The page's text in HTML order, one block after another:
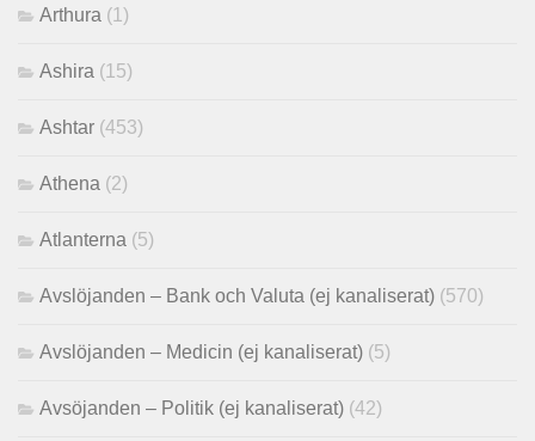
Arthura (1)
Ashira (15)
Ashtar (453)
Athena (2)
Atlanterna (5)
Avslöjanden – Bank och Valuta (ej kanaliserat) (570)
Avslöjanden – Medicin (ej kanaliserat) (5)
Avsöjanden – Politik (ej kanaliserat) (42)